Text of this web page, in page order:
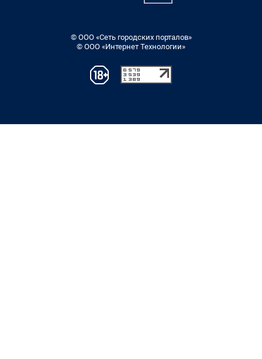
© ООО «Сеть городских порталов»
© ООО «Интернет Технологии»